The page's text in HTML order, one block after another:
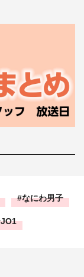
なにわ男子
JO1